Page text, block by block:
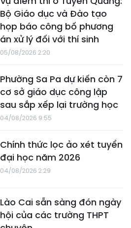
Bộ Giáo dục và Đào tạo
họp báo công bố phương
án xử lý đối với thí sinh
05/08/2026 2:20
Phường Sa Pa dự kiến còn 7
cơ sở giáo dục công lập
sau sắp xếp lại trường học
04/08/2026 9:55
Chính thức lọc ảo xét tuyển
đại học năm 2026
04/08/2026 2:29
Lào Cai sẵn sàng đón ngày
hội của các trường THPT